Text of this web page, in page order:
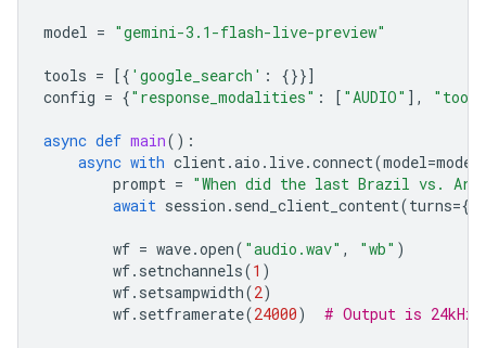
model = "gemini-3.1-flash-live-preview"
tools = [{ 'google_search' :
{}}]
config = {"response_modalities" : [ "AUDIO" ],
async def main():
async with client.aio . live.connect(model=model
prompt = "When did the last Brazil vs.
await session . send_client_content(turns={
wf = wave.open( "audio.wav" , "wb" )
wf. setnchannels(1 )
wf. setsampwidth(2)
wf. setframerate(24000) # Output is 24kHz